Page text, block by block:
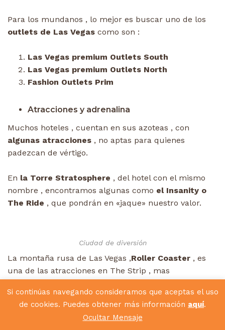
Para los mundanos , lo mejor es buscar uno de los
outlets de Las Vegas como son :
Las Vegas premium Outlets South
Las Vegas premium Outlets North
Fashion Outlets Prim
Atracciones y adrenalina
Muchos hoteles , cuentan en sus azoteas , con
algunas atracciones , no aptas para quienes
padezcan de vértigo.
En la Torre Stratosphere , del hotel con el mismo
nombre , encontramos algunas como el Insanity o
The Ride , que pondrán en «jaque» nuestro valor.
Ciudad de diversión
La montaña rusa de Las Vegas ,Roller Coaster , es
una de las atracciones en The Strip , mas
Si continúas navegando consideramos que aceptas el uso
de cookies. Puedes obtener más información aquí.
Ocultar Mensaje